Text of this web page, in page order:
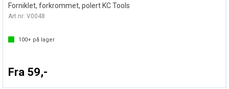
Forniklet, forkrommet, polert KC Tools
Art.nr: V0048
100+ på lager
Fra 59,-